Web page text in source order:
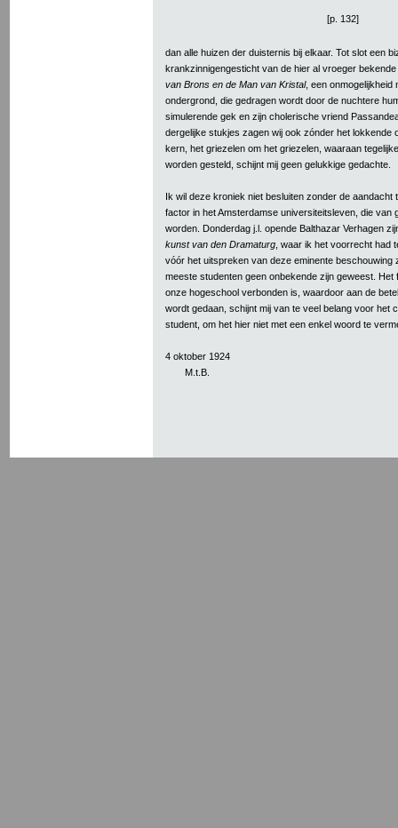
[p. 132]
dan alle huizen der duisternis bij elkaar. Tot slot een
krankzinnigengesticht van de hier al vroeger
van Brons en de Man van Kristal, een onmogelijkheid
ondergrond, die gedragen wordt door de nuchtere
simulerende gek en zijn cholerische vriend
dergelijke stukjes zagen wij ook zónder het lokkende
kern, het griezelen om het griezelen, waaraan
worden gesteld, schijnt mij geen gelukkige gedachte.
Ik wil deze kroniek niet besluiten zonder de aandacht
factor in het Amsterdamse universiteitsleven, die van
worden. Donderdag j.l. opende Balthazar Verhagen
kunst van den Dramaturg , waar ik het voorrecht had
vóór het uitspreken van deze eminente beschouwing
meeste studenten geen onbekende zijn geweest. Het
onze hogeschool verbonden is, waardoor aan de
wordt gedaan, schijnt mij van te veel belang voor het
student, om het hier niet met een enkel woord te
4 oktober 1924
M.t.B.